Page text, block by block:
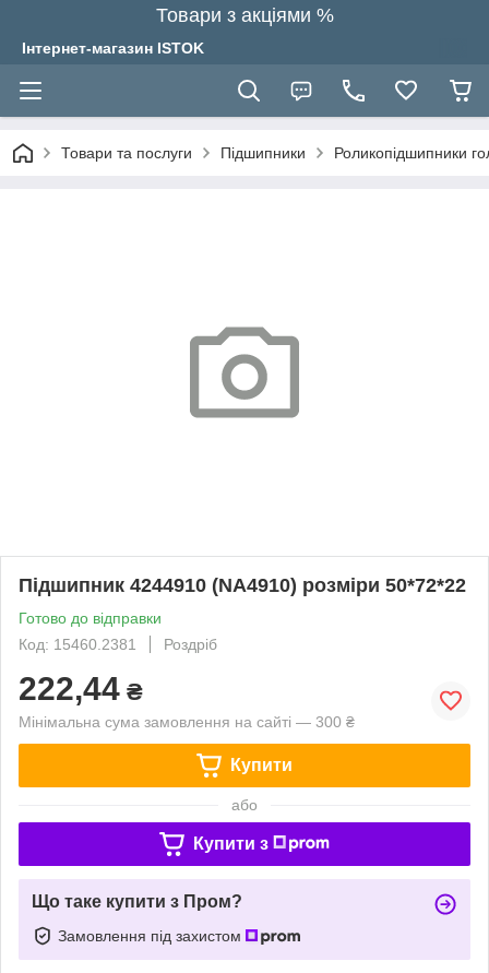
Товари з акціями %
Інтернет-магазин ISTOK
Товари та послуги Підшипники Роликопідшипники
Підшипник 4244910 (NA4910) розміри 50*72*22
Готово до відправки
Код: 15460.2381
Роздріб
222,44 ₴
Мінімальна сума замовлення на сайті — 300 ₴
Купити
або
Купити з
Що таке купити з Пром?
Замовлення під захистом